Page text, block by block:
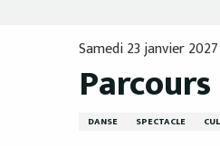
Samedi 23 janvier
DANSE SPECTACLE